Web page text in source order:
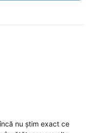
nu știm exact ce